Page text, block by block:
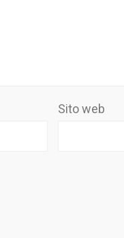
Sito web